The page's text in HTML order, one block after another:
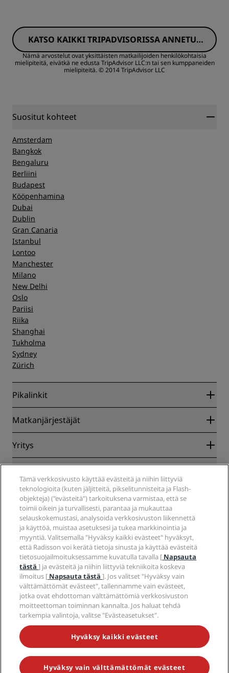
KATSO KAIKKI TRIPADVISORISSA ANNETUT
ARVOSTELUT
Nämä arvostelut ovat yksittäisten matkailijoiden henkilökohtaisia
mielipiteitä, eivätkä ne edusta TripAdvisor LLC:n tai sen kumppaneiden
mielipiteitä.© 2014 TripAdvisor LLC
Suositut kohteet
Amsterdam
Bangkok
Bengaluru
Berliini
Budapest
Kööpenhamina
Dubai
Dublin
Gran Canaria
Istanbul
Lontoo
Manchester
Milano
New Delhi
Oslo
Pariisi
Riika
Shanghai
Tukholma
Sydney
Zürich
Pikalinkit
Radisson Rewards
Blog
Kohteet
Tulevat hotellit
Radisson Hotels -sovellus
Sports Approved -hotellit
Perheystävälliset hotellit
Terveys ja turvallisuus
Matkanjärjestäjät
Yhteistyökumppanit
Yritys
Radisson Hotel Group
Media
Työpaikat RHG
Työpaikat PPHE
Työpaikat EHL
The Club by RHG
Kehitysmahdollisuudet
Vastuullinen liiketoiminta
Hankinta
Tietosuojakeskus
Oikeudellinen huomautus
Radisson Rewards -ehdot
Sivuston käyttösopimus
Digitaalinen saavutettavuus
Nykyajan orjuutta koskeva lausunto
Ohje
Kuluttajailmoitukset
Ota yhteyttä
Usein kysytyt kysymykset
Sivustokartta
Sosiaalinen media
Radisson Hotels -brändit
ÄLÄ JÄÄ PAITSI PARHAISTA TARJOUKSISTAMME
Tämä verkkosivusto käyttää evästeitä ja niihin liittyviä
teknologioita (kuten jäljitteitä, pikselitunnisteita ja Flash-
objekteja) ("evästeitä") tarkoituksena varmistaa, että se
toimii oikein ja turvallisesti, parantaa ja mukauttaa
selauskokemustasi, analysoida verkkosivuston liikennettä
ja käyttöä, muistaa asetuksesi ja tukea markkinointia ja
myyntiä. Valitsemalla "Hyväksy kaikki evästeet" hyväksyt,
että Radisson voi kerätä tietoja sinusta ja käyttää evästeitä
tietosuojailmoituksessamme kuvatulla tavalla [ Napsauta
tästä] ja evästeitä ja niihin liittyviä tekniikoita koskeva
ilmoitus [ Napsauta tästä]. Jos valitset "Hyväksy vain
välttämättömät evästeet", tallennamme vain evästeet,
jotka ovat ehdottoman välttämättömiä verkkosivuston
moitteettoman toiminnan kannalta. Jos haluat tehdä
tarkempia valintoja, valitse "Evästeasetukset".
Hyväksy kaikki evästeet
Hyväksy vain välttämättömät evästeet